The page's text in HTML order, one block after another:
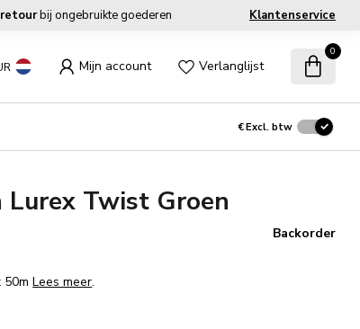
retourbij ongebruikte goederen Klantenservice
Mijn account Verlanglijst
0
€Excl. btw
Lurex Twist Groen
Backorder
50mLees meer.